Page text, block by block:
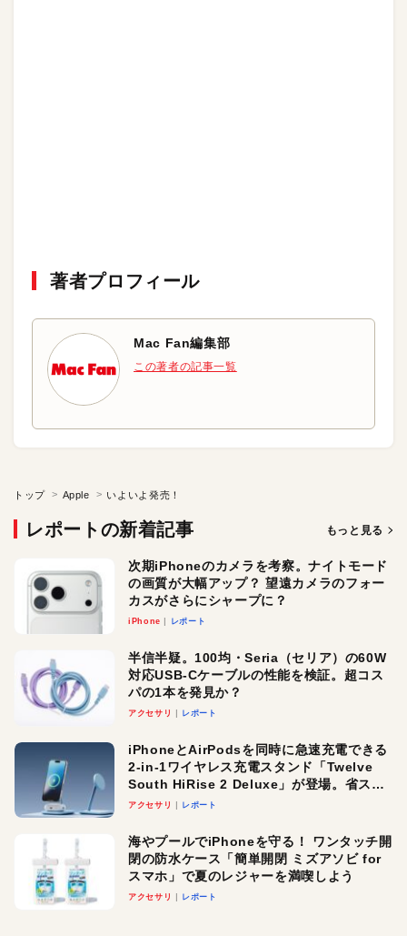
著者プロフィール
Mac Fan編集部
この著者の記事一覧
トップ Apple いよいよ発売！
レポートの新着記事 もっと見る
次期iPhoneのカメラを考察。ナイトモード
の画質が大幅アップ？ 望遠カメラのフォー
カスがさらにシャープに？
iPhone レポート
半信半疑。100均・Seria（セリア）の60W
対応USB-Cケーブルの性能を検証。超コス
パの1本を発見か？
アクセサリ レポート
iPhoneとAirPodsを同時に急速充電できる
2-in-1ワイヤレス充電スタンド「Twelve
South HiRise 2 Deluxe」が登場。省スペ
ースでおしゃれに充電したい人にオスス
アクセサリ レポート
海やプールでiPhoneを守る！ ワンタッチ開
閉の防水ケース「簡単開閉 ミズアソビ for
スマホ」で夏のレジャーを満喫しよう
アクセサリ レポート